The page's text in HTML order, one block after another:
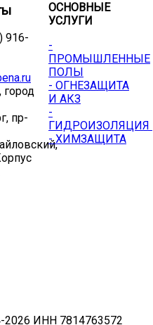
916-
город
пр-
ОСНОВНЫЕ
УСЛУГИ
-
ПРОМЫШЛЕННЫЕ
ПОЛЫ
- ОГНЕЗАЩИТА
И АКЗ
-
ГИДРОИЗОЛЯЦИЯ
- ХИМЗАЩИТА
ИНН 7814763572